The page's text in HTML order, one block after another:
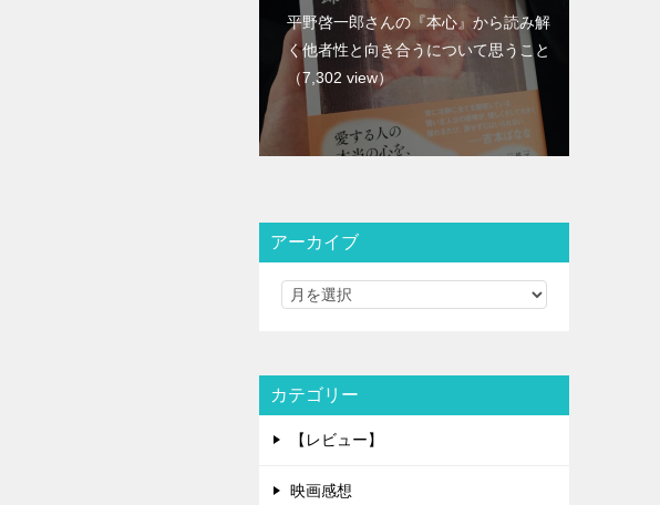
平野啓一郎さんの『本心』から読み解
く他者性と向き合うについて思うこと
（7,302 view）
アーカイブ
カテゴリー
【レビュー】
映画感想